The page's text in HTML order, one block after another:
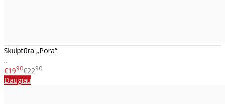
Skulptūra „Pora“
..
€1990€2290
Daugiau